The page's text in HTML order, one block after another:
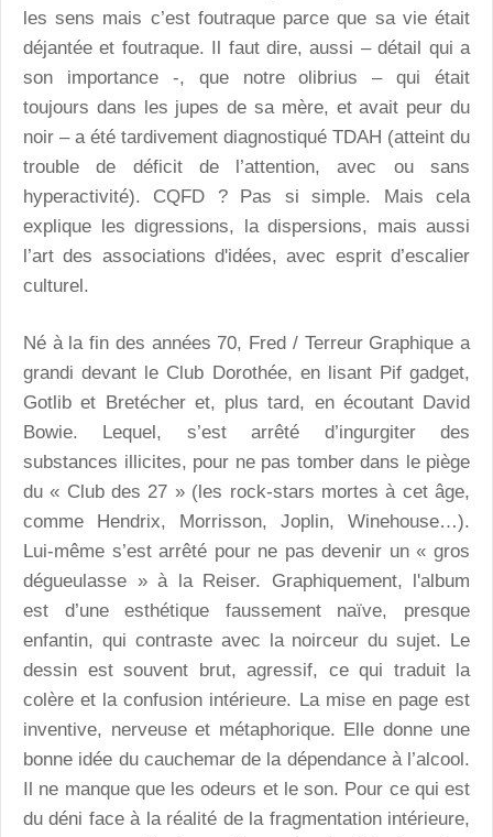
les sens mais c’est foutraque parce que sa vie était
déjantée et foutraque. Il faut dire, aussi – détail qui a
son importance -, que notre olibrius – qui était
toujours dans les jupes de sa mère, et avait peur du
noir – a été tardivement diagnostiqué TDAH (atteint du
trouble de déficit de l’attention, avec ou sans
hyperactivité). CQFD ? Pas si simple. Mais cela
explique les digressions, la dispersions, mais aussi
l’art des associations d'idées, avec esprit d’escalier
culturel.
Né à la fin des années 70, Fred / Terreur Graphique a
grandi devant le Club Dorothée, en lisant Pif gadget,
Gotlib et Bretécher et, plus tard, en écoutant David
Bowie. Lequel, s’est arrêté d’ingurgiter des
substances illicites, pour ne pas tomber dans le piège
du « Club des 27 » (les rock-stars mortes à cet âge,
comme Hendrix, Morrisson, Joplin, Winehouse…).
Lui-même s’est arrêté pour ne pas devenir un « gros
dégueulasse » à la Reiser. Graphiquement, l'album
est d’une esthétique faussement naïve, presque
enfantin, qui contraste avec la noirceur du sujet. Le
dessin est souvent brut, agressif, ce qui traduit la
colère et la confusion intérieure. La mise en page est
inventive, nerveuse et métaphorique. Elle donne une
bonne idée du cauchemar de la dépendance à l’alcool.
Il ne manque que les odeurs et le son. Pour ce qui est
du déni face à la réalité de la fragmentation intérieure,